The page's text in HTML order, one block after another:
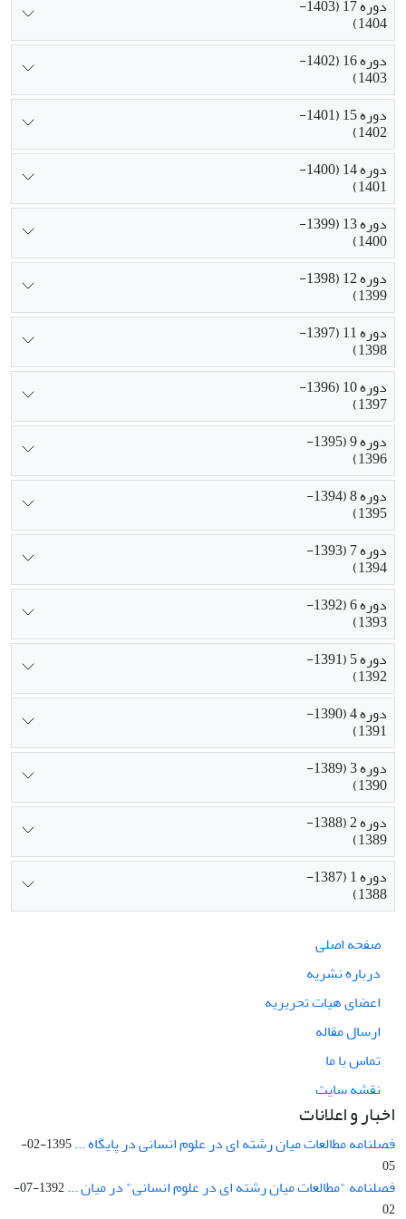
دوره 17 (1403-
1404)
دوره 16 (1402-
1403)
دوره 15 (1401-
1402)
دوره 14 (1400-
1401)
دوره 13 (1399-
1400)
دوره 12 (1398-
1399)
دوره 11 (1397-
1398)
دوره 10 (1396-
1397)
دوره 9 (1395-
1396)
دوره 8 (1394-
1395)
دوره 7 (1393-
1394)
دوره 6 (1392-
1393)
دوره 5 (1391-
1392)
دوره 4 (1390-
1391)
دوره 3 (1389-
1390)
دوره 2 (1388-
1389)
دوره 1 (1387-
1388)
صفحه اصلی
درباره نشریه
اعضای هیات تحریریه
ارسال مقاله
تماس با ما
نقشه سایت
اخبار و اعلانات
فصلنامه مطالعات میان رشته ای در علوم انسانی در پایگاه ...
1395-02-
05
فصلنامه "مطالعات میان رشته ای در علوم انسانی" در میان ...
1392-07-
02